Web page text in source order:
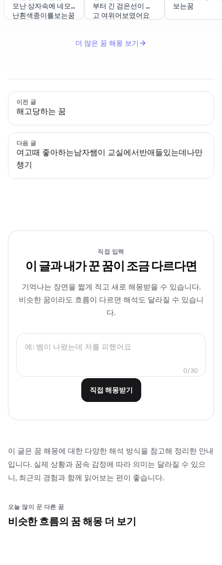
모난 상자속에 네모
난흰색종이를보는꿈
부터 긴 검은선이 있
고 여위어보였어요
보는꿈
더 많은 꿈 해몽 보기
이전 글
해고당하는 꿈
다음 글
여고때 좋아하는남자쌤이 교실에서반애들있는데나만
챙기
직접 입력
이 글과 내가 꾼 꿈이 조금 다르다면
기억나는 장면을 짧게 적고 새로 해몽받을 수 있습니다.
비슷한 꿈이라도 흐름이 다르면 해석도 달라질 수 있습니
다.
0/30
직접 해몽받기
이 글은 꿈 해몽에 대한 다양한 해석 방식을 참고해 정리한 안내
입니다. 실제 상황과 꿈속 감정에 따라 의미는 달라질 수 있으
니, 최근의 경험과 함께 읽어보는 편이 좋습니다.
오늘 많이 꾼 다른 꿈
비슷한 흐름의 꿈 해몽 더 보기